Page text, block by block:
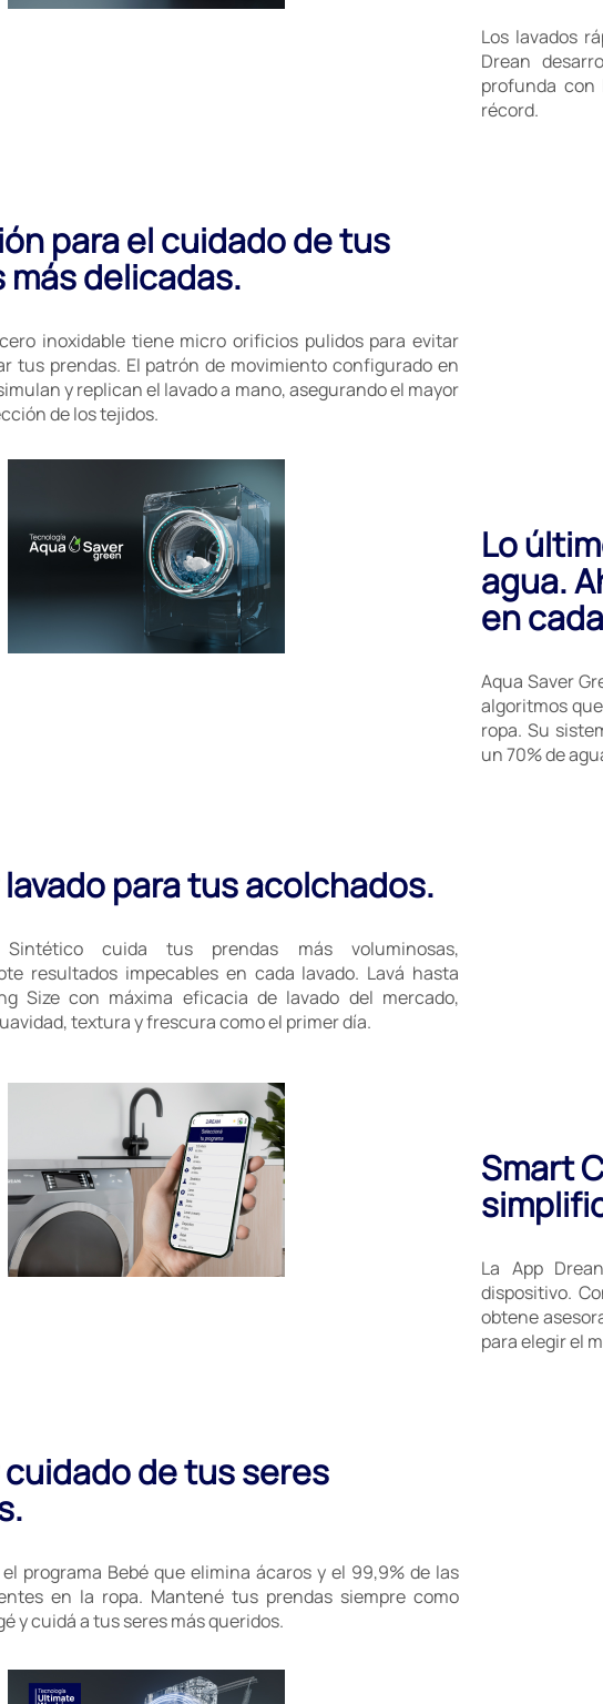
Los lavados
Drean
profunda con
récord.
para el cuidado de tus
más delicadas.
inoxidable tiene micro orificios pulidos para evitar
tus prendas. El patrón de movimiento configurado en
y replican el lavado a mano, asegurando el mayor
de los tejidos.
Lo
agua.
en
Aqua Saver
algoritmos
ropa. Su
un 70% de
lavado para tus acolchados.
cuida tus prendas más voluminosas,
resultados impecables en cada lavado. Lavá hasta
Size con máxima eficacia de lavado del mercado,
textura y frescura como el primer día.
Smart
La App
dispositivo.
obtene
para elegir el
cuidado de tus seres
programa Bebé que elimina ácaros y el 99,9% de las
en la ropa. Mantené tus prendas siempre como
y cuidá a tus seres más queridos.